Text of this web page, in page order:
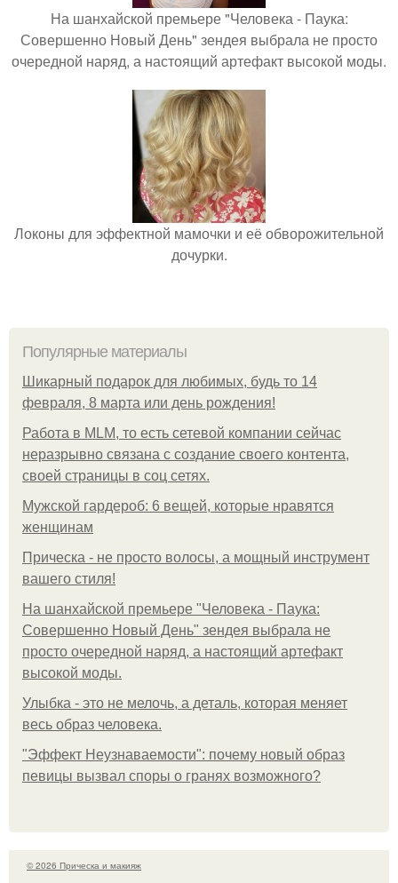
На шанхайской премьере "Человека - Паука:
Совершенно Новый День" зендея выбрала не просто
очередной наряд, а настоящий артефакт высокой моды.
Локоны для эффектной мамочки и её обворожительной
дочурки.
Популярные материалы
Шикарный подарок для любимых, будь то 14
февраля, 8 марта или день рождения!
Работа в MLM, то есть сетевой компании сейчас
неразрывно связана с создание своего контента,
своей страницы в соц сетях.
Мужской гардероб: 6 вещей, которые нравятся
женщинам
Прическа - не просто волосы, а мощный инструмент
вашего стиля!
На шанхайской премьере "Человека - Паука:
Совершенно Новый День" зендея выбрала не
просто очередной наряд, а настоящий артефакт
высокой моды.
Улыбка - это не мелочь, а деталь, которая меняет
весь образ человека.
"Эффект Неузнаваемости": почему новый образ
певицы вызвал споры о гранях возможного?
© 2026 Прическа и макияж